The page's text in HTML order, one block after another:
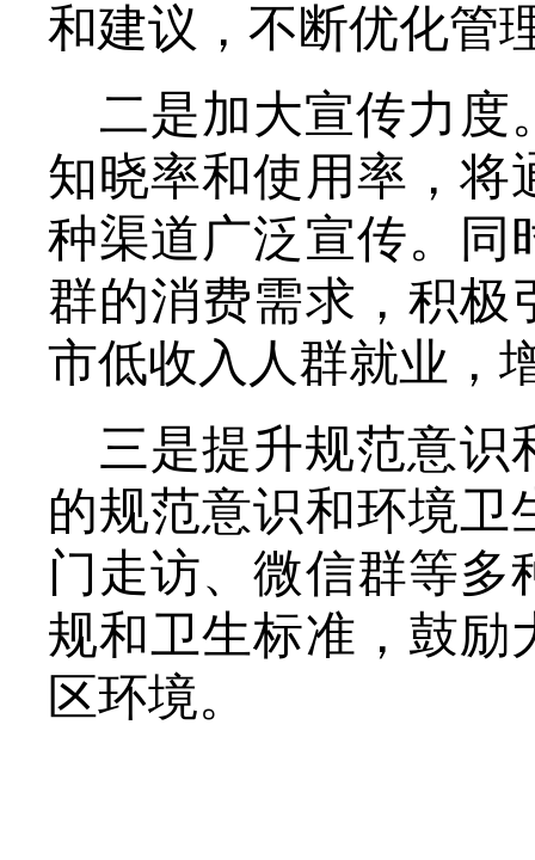
和建议，不断优化管
二是加大宣传力度
知晓率和使用率，将
种渠道广泛宣传。同
群的消费需求，积极
市低收入人群就业，
三是提升规范意识
的规范意识和环境卫
门走访、微信群等多
规和卫生标准，鼓励
区环境。